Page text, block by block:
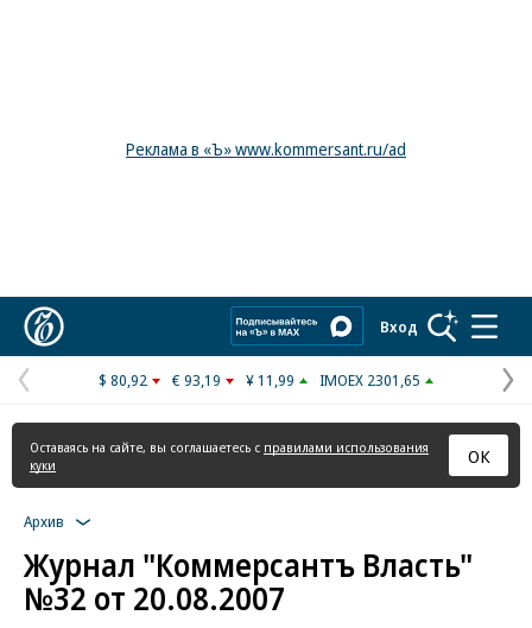
Реклама в «Ъ» www.kommersant.ru/ad
Вход
Предыдущая
страница
$ 80,92 € 93,19 ¥ 11,99 IMOEX 2301,65
Оставаясь на сайте, вы соглашаетесь с правилами использования
куки
ОК
Архив
Журнал "Коммерсантъ Власть"
№32 от 20.08.2007